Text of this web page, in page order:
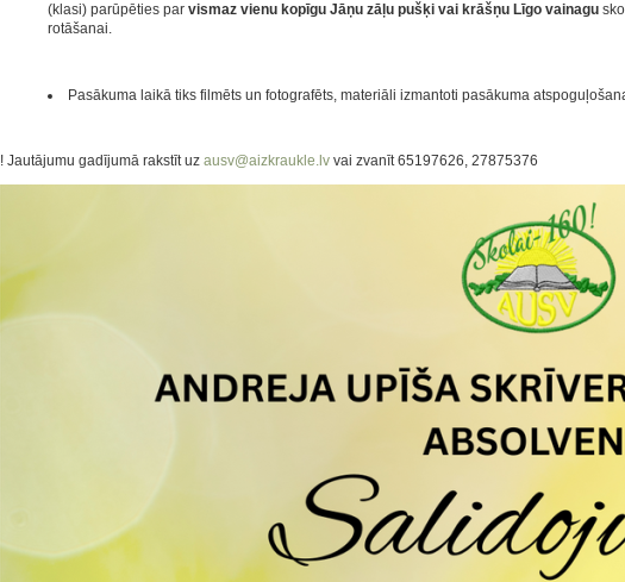
(klasi) parūpēties par vismaz vienu kopīgu Jāņu zāļu pušķi vai krāšņu Līgo vainagu
rotāšanai.
Pasākuma laikā tiks filmēts un fotografēts, materiāli izmantoti pasākuma
! Jautājumu gadījumā rakstīt uz ausv@aizkraukle.lv vai zvanīt 65197626, 27875376